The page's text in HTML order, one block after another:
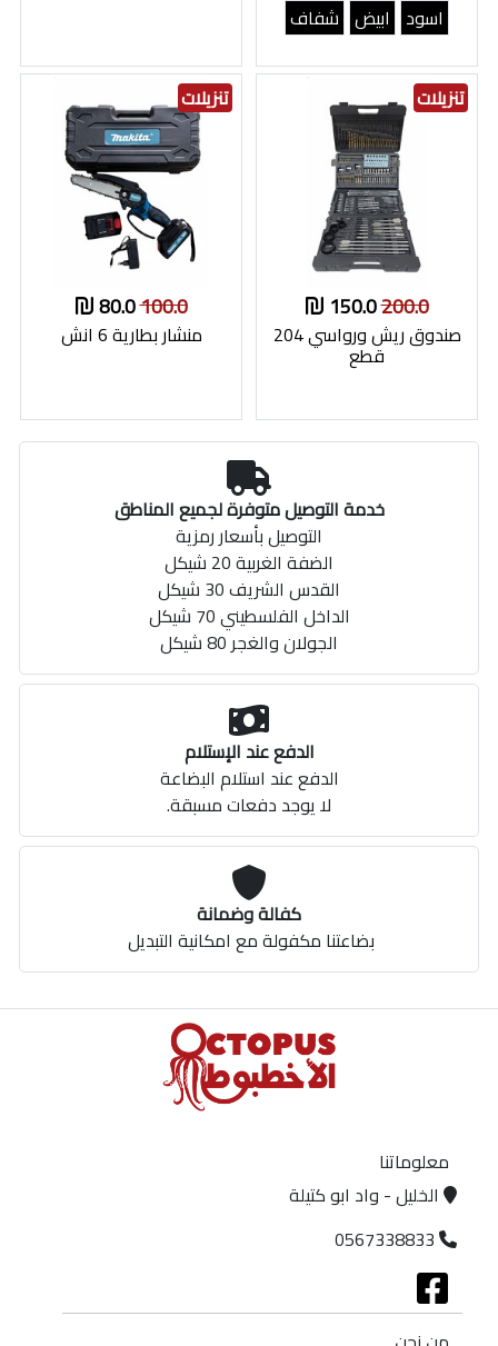
اسود ابيض شفاف
تنزيلات
200.0
150.0
صندوق ريش ورواسي 204
قطع
تنزيلات
100.0
80.0
منشار بطارية 6 انش
خدمة التوصيل متوفرة لجميع المناطق
التوصيل بأسعار رمزية
الضفة الغربية 20 شيكل
القدس الشريف 30 شيكل
الداخل الفلسطيني 70 شيكل
الجولان والغجر 80 شيكل
الدفع عند الإستلام
الدفع عند استلام البضاعة
لا يوجد دفعات مسبقة.
كفالة وضمانة
بضاعتنا مكفولة مع امكانية التبديل
معلوماتنا
الخليل - واد ابو كتيلة
0567338833